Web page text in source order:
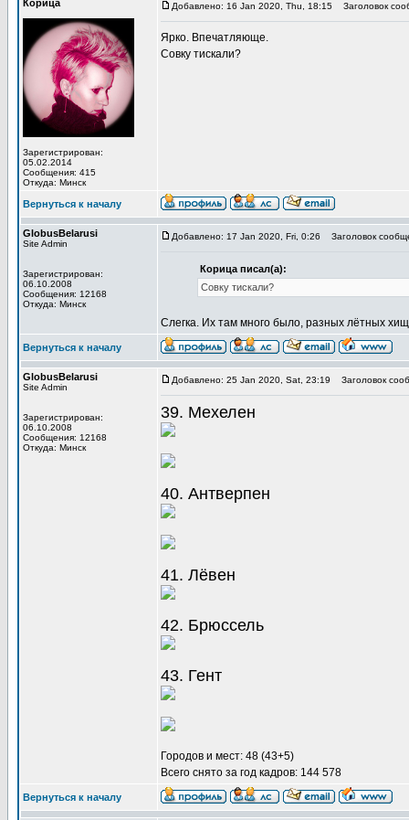
Корица
Зарегистрирован:
05.02.2014
Сообщения: 415
Откуда: Минск
Добавлено: 16 Jan 2020, Thu, 18:15 Заголовок
Ярко. Впечатляюще.
Совку тискали?
Вернуться к началу
GlobusBelarusi
Site Admin
Зарегистрирован:
06.10.2008
Сообщения: 12168
Откуда: Минск
Добавлено: 17 Jan 2020, Fri, 0:26 Заголовок
Корица писал(а):
Совку тискали?
Слегка. Их там много было, разных лётных
Вернуться к началу
GlobusBelarusi
Site Admin
Зарегистрирован:
06.10.2008
Сообщения: 12168
Откуда: Минск
Добавлено: 25 Jan 2020, Sat, 23:19 Заголовок
39. Мехелен
40. Антверпен
41. Лёвен
42. Брюссель
43. Гент
Городов и мест: 48 (43+5)
Всего снято за год кадров: 144 578
Вернуться к началу